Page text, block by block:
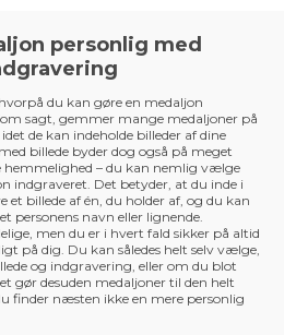
personlig med
du kan gøre en medaljon
sagt, gemmer mange medaljoner på
de kan indeholde billeder af dine
billede byder dog også på meget
hemmelighed – du kan nemlig vælge
indgraveret. Det betyder, at du inde i
et billede af én, du holder af, og du kan
personens navn eller lignende.
men du er i hvert fald sikker på altid
på dig. Du kan således helt selv vælge,
og indgravering, eller om du blot
gør desuden medaljoner til den helt
finder næsten ikke en mere personlig